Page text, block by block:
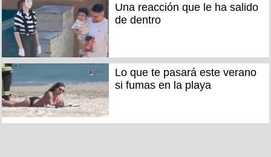
Una reacción que le ha salido
de dentro
Lo que te pasará este verano
si fumas en la playa